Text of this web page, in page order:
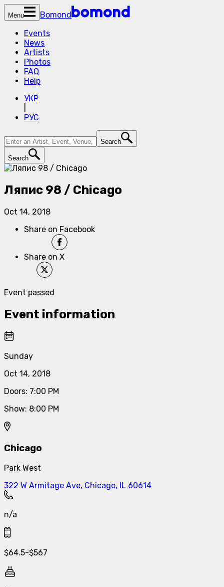
Menu
Bomond
Events
News
Artists
Photos
FAQ
Help
УКР
РУС
Search
Search
Ляпис 98 / Chicago
Oct 14, 2018
Share on Facebook
Share on X
Event passed
Event information
Sunday
Oct 14, 2018
Doors: 7:00 PM
Show: 8:00 PM
Chicago
Park West
322 W Armitage Ave, Chicago, IL 60614
n/a
$64.5-$567